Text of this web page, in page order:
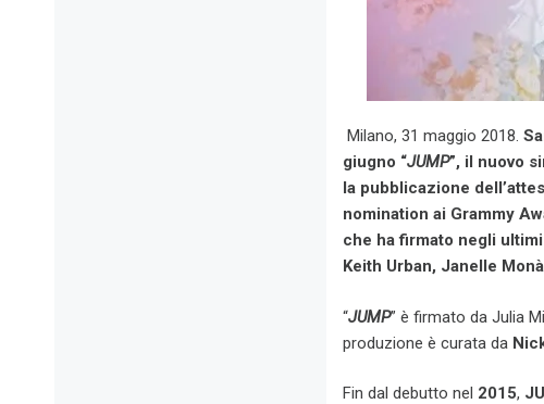
Milano, 31 maggio 2018.
giugno “JUMP”, il nuovo
la pubblicazione
nomination ai Grammy
che ha firmato negli
Keith Urban, Janelle
“JUMP” è firmato da Julia
produzione è curata da
Fin dal debutto nel 2015,